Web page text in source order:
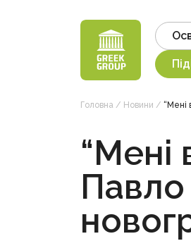
Головна / Новини / “Мені
“Мені